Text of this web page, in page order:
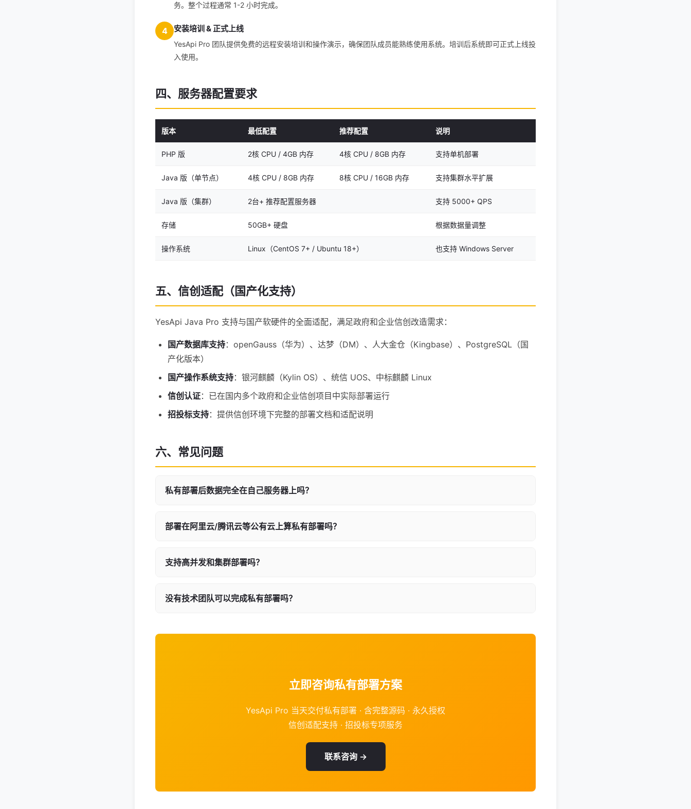
务。整个过程通常 1-2 小时完成。
4 安装培训 & 正式上线
YesApi Pro 团队提供免费的远程安装培训和操作演示，确保团队成员能熟练使用系统。培训后系统即可正式上线投
入使用。
四、服务器配置要求
版本 最低配置 推荐配置 说明
PHP 版 2核 CPU / 4GB 内存 4核 CPU / 8GB 内存 支持单机部署
Java 版（单节点） 4核 CPU / 8GB 内存 8核 CPU / 16GB 内存 支持集群水平扩展
Java 版（集群） 2台+ 推荐配置服务器 支持 5000+ QPS
存储 50GB+ 硬盘 根据数据量调整
操作系统 Linux（CentOS 7+ / Ubuntu 18+） 也支持 Windows Server
五、信创适配（国产化支持）
YesApi Java Pro 支持与国产软硬件的全面适配，满足政府和企业信创改造需求：
国产数据库支持：openGauss（华为）、达梦（DM）、人大金仓（Kingbase）、PostgreSQL（国
产化版本）
国产操作系统支持：银河麒麟（Kylin OS）、统信 UOS、中标麒麟 Linux
信创认证：已在国内多个政府和企业信创项目中实际部署运行
招投标支持：提供信创环境下完整的部署文档和适配说明
六、常见问题
私有部署后数据完全在自己服务器上吗？
部署在阿里云/腾讯云等公有云上算私有部署吗？
支持高并发和集群部署吗？
没有技术团队可以完成私有部署吗？
立即咨询私有部署方案
YesApi Pro 当天交付私有部署 · 含完整源码 · 永久授权
信创适配支持 · 招投标专项服务
联系咨询 →